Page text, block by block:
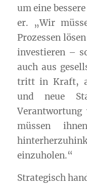
um eine
er. „Wir
Prozessen
investieren –
auch aus
tritt in Kraft,
und neue
müssen
einzuholen.“
Strategisch